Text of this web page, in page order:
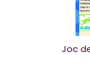
Joc